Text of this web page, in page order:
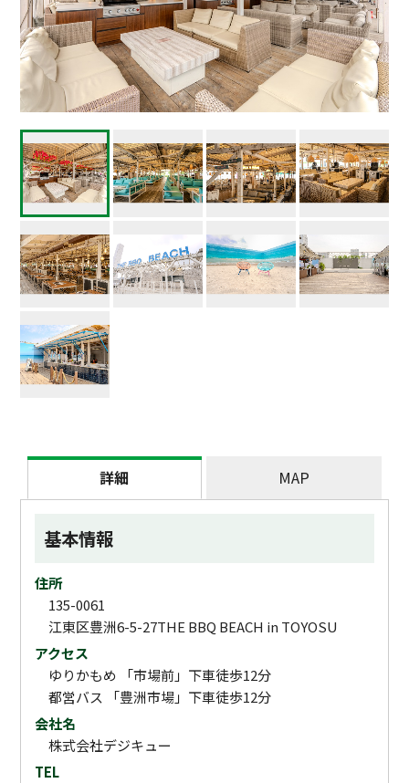
詳細 MAP
基本情報
住所
135-0061
江東区豊洲6-5-27THE BBQ BEACH in TOYOSU
アクセス
ゆりかもめ 「市場前」下車徒歩12分
都営バス 「豊洲市場」下車徒歩12分
会社名
株式会社デジキュー
TEL